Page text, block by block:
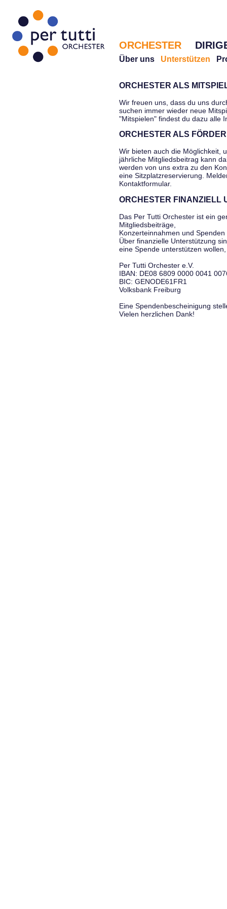
ORCHESTER
Über uns Unterstützen
ORCHESTER ALS
Wir freuen uns, dass du uns
suchen immer wieder neue
"Mitspielen" findest du dazu alle
ORCHESTER ALS
Wir bieten auch die Möglichkeit,
jährliche Mitgliedsbeitrag kann
werden von uns extra zu den
eine Sitzplatzreservierung.
Kontaktformular.
ORCHESTER FINANZIELL
Das Per Tutti Orchester ist ein
Mitgliedsbeiträge,
Konzerteinnahmen und
Über finanzielle Unterstützung
eine Spende unterstützen
Per Tutti Orchester e.V.
IBAN: DE08 6809 0000 0041
BIC: GENODE61FR1
Volksbank Freiburg
Eine Spendenbescheinigung
Vielen herzlichen Dank!